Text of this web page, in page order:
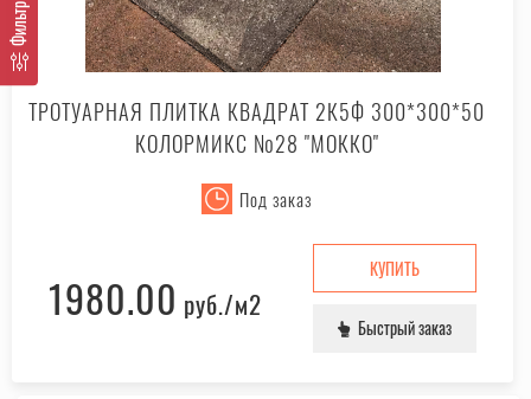
Фильтр
ТРОТУАРНАЯ ПЛИТКА КВАДРАТ 2К5Ф 300*300*50
КОЛОРМИКС №28 "МОККО"
Под заказ
1980.00 руб./м2
КУПИТЬ
Быстрый заказ